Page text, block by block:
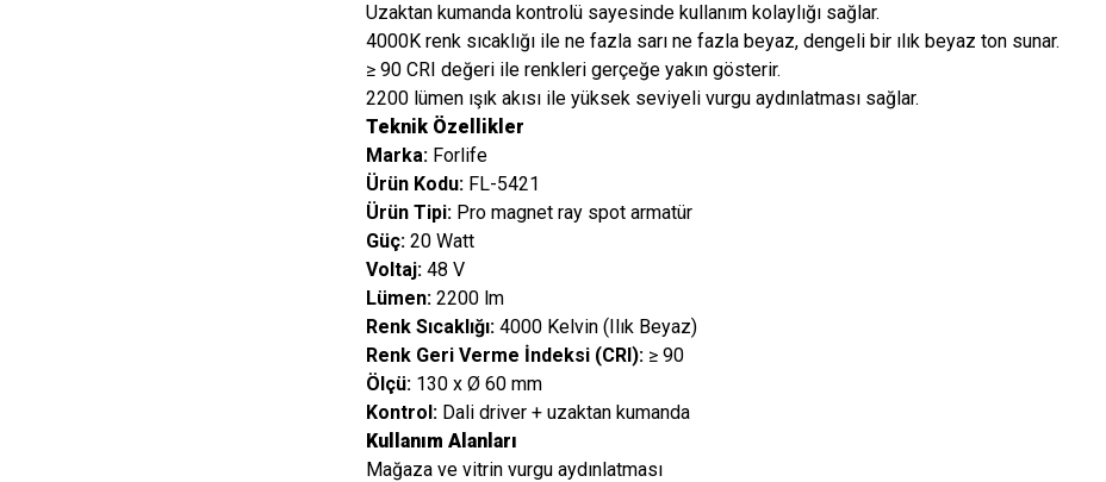
Uzaktan kumanda kontrolü sayesinde kullanım kolaylığı sağlar.
4000K renk sıcaklığı ile ne fazla sarı ne fazla beyaz, dengeli bir ılık beyaz ton sunar.
≥ 90 CRI değeri ile renkleri gerçeğe yakın gösterir.
2200 lümen ışık akısı ile yüksek seviyeli vurgu aydınlatması sağlar.
Teknik Özellikler
Marka: Forlife
Ürün Kodu: FL-5421
Ürün Tipi: Pro magnet ray spot armatür
Güç: 20 Watt
Voltaj: 48 V
Lümen: 2200 lm
Renk Sıcaklığı: 4000 Kelvin (Ilık Beyaz)
Renk Geri Verme İndeksi (CRI): ≥ 90
Ölçü: 130 x Ø 60 mm
Kontrol: Dali driver + uzaktan kumanda
Kullanım Alanları
Mağaza ve vitrin vurgu aydınlatması